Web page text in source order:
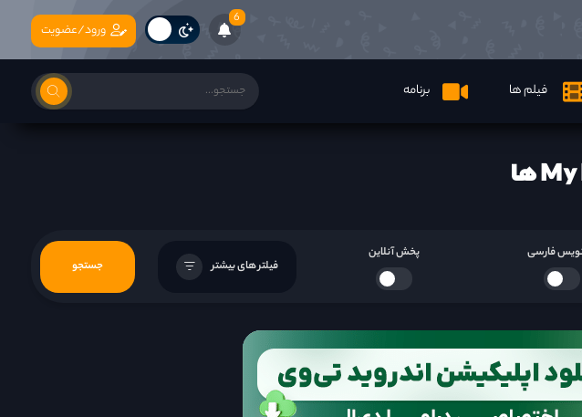
6
فیلم ها برنامه
ورود/عضویت
فارسی پخش آنلاین
فیلتر های بیشتر جستجو